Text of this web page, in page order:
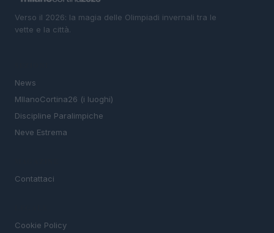
Verso il 2026: la magia delle Olimpiadi invernali tra le
vette e la città.
News
MIlanoCortina26 (i luoghi)
Discipline Paralimpiche
Neve Estrema
Contattaci
Cookie Policy